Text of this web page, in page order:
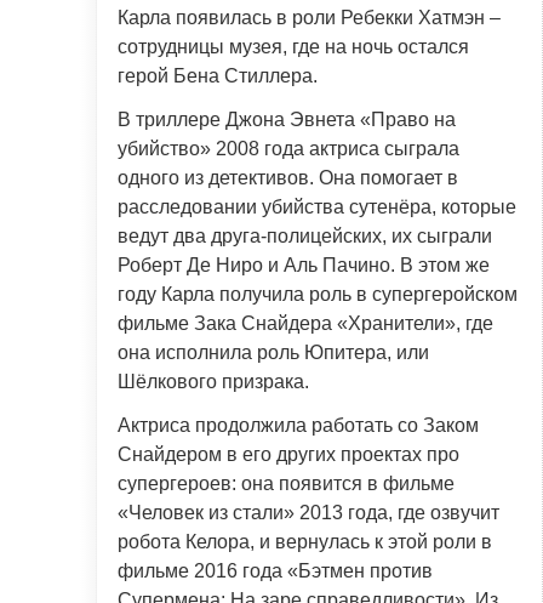
Карла появилась в роли Ребекки Хатмэн –
сотрудницы музея, где на ночь остался
герой Бена Стиллера.
В триллере Джона Эвнета «Право на
убийство» 2008 года актриса сыграла
одного из детективов. Она помогает в
расследовании убийства сутенёра, которые
ведут два друга-полицейских, их сыграли
Роберт Де Ниро и Аль Пачино. В этом же
году Карла получила роль в супергеройском
фильме Зака Снайдера «Хранители», где
она исполнила роль Юпитера, или
Шёлкового призрака.
Актриса продолжила работать со Заком
Снайдером в его других проектах про
супергероев: она появится в фильме
«Человек из стали» 2013 года, где озвучит
робота Келора, и вернулась к этой роли в
фильме 2016 года «Бэтмен против